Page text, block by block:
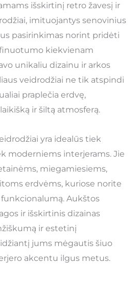
išskirtinį retro žavesį ir
imituojantys senovinius
pasirinkimas norint pridėti
kiekvienam
unikaliu dizainu ir arkos
veidrodžiai ne tik atspindi
praplečia erdvę,
ir šiltą atmosferą.
yra idealūs tiek
moderniems interjerams. Jie
miegamiesiems,
erdvėms, kuriose norite
Aukštos
ir išskirtinis dizainas
ir estetinį
jums mėgautis šiuo
akcentu ilgus metus.